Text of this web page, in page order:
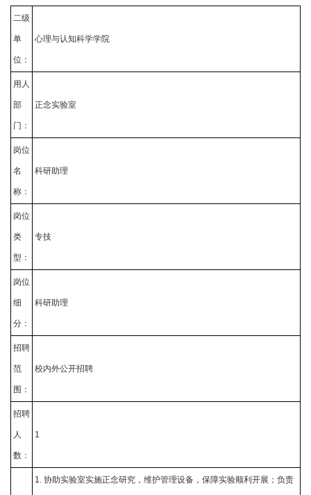
二级
单
位：
心理与认知科学学院
用人
部
门：
正念实验室
岗位
名
称：
科研助理
岗位
类
型：
专技
岗位
细
分：
科研助理
招聘
范
围：
校内外公开招聘
招聘
人
数：
1
1. 协助实验室实施正念研究，维护管理设备，保障实验顺利开展；负责